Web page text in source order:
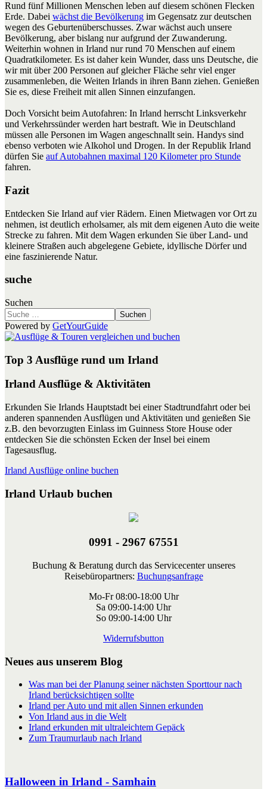
Rund fünf Millionen Menschen leben auf diesem schönen Flecken
Erde. Dabei wächst die Bevölkerung im Gegensatz zur deutschen
wegen des Geburtenüberschusses. Zwar wächst auch unsere
Bevölkerung, aber bislang nur aufgrund der Zuwanderung.
Weiterhin wohnen in Irland nur rund 70 Menschen auf einem
Quadratkilometer. Es ist daher kein Wunder, dass uns Deutsche, die
wir mit über 200 Personen auf gleicher Fläche sehr viel enger
zusammenleben, die Weiten Irlands in ihren Bann ziehen. Genießen
Sie es, diese Freiheit mit allen Sinnen einzufangen.
Doch Vorsicht beim Autofahren: In Irland herrscht Linksverkehr
und Verkehrssünder werden hart bestraft. Wie in Deutschland
müssen alle Personen im Wagen angeschnallt sein. Handys sind
ebenso verboten wie Alkohol und Drogen. In der Republik Irland
dürfen Sie auf Autobahnen maximal 120 Kilometer pro Stunde
fahren.
Fazit
Entdecken Sie Irland auf vier Rädern. Einen Mietwagen vor Ort zu
nehmen, ist deutlich erholsamer, als mit dem eigenen Auto die weite
Strecke zu fahren. Mit dem Wagen erkunden Sie über Land- und
kleinere Straßen auch abgelegene Gebiete, idyllische Dörfer und
eine faszinierende Natur.
suche
Suchen
Suchen
Powered by GetYourGuide
Top 3 Ausflüge rund um Irland
Irland Ausflüge & Aktivitäten
Erkunden Sie Irlands Hauptstadt bei einer Stadtrundfahrt oder bei
anderen spannenden Ausflügen und Aktivitäten und genießen Sie
z.B. den bevorzugten Einlass im Guinness Store House oder
entdecken Sie die schönsten Ecken der Insel bei einem
Tagesausflug.
Irland Ausflüge online buchen
Irland Urlaub buchen
0991 - 2967 67551
Buchung & Beratung durch das Servicecenter unseres
Reisebüropartners: Buchungsanfrage
Mo-Fr 08:00-18:00 Uhr
Sa 09:00-14:00 Uhr
So 09:00-14:00 Uhr
Widerrufsbutton
Neues aus unserem Blog
Was man bei der Planung seiner nächsten Sporttour nach
Irland berücksichtigen sollte
Irland per Auto und mit allen Sinnen erkunden
Von Irland aus in die Welt
Irland erkunden mit ultraleichtem Gepäck
Zum Traumurlaub nach Irland
Halloween in Irland - Samhain